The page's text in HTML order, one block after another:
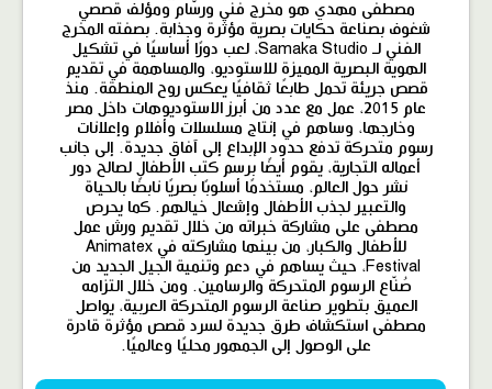
مصطفى مهدي هو مخرج فني ورسّام ومؤلف قصصي
شغوف بصناعة حكايات بصرية مؤثرة وجذابة. بصفته المخرج
الفني لـ Samaka Studio، لعب دورًا أساسيًا في تشكيل
الهوية البصرية المميزة للاستوديو، والمساهمة في تقديم
قصص جريئة تحمل طابعًا ثقافيًا يعكس روح المنطقة. منذ
عام 2015، عمل مع عدد من أبرز الاستوديوهات داخل مصر
وخارجها، وساهم في إنتاج مسلسلات وأفلام وإعلانات
رسوم متحركة تدفع حدود الإبداع إلى آفاق جديدة. إلى جانب
أعماله التجارية، يقوم أيضًا برسم كتب الأطفال لصالح دور
نشر حول العالم، مستخدمًا أسلوبًا بصريًا نابضًا بالحياة
والتعبير لجذب الأطفال وإشعال خيالهم. كما يحرص
مصطفى على مشاركة خبراته من خلال تقديم ورش عمل
للأطفال والكبار، من بينها مشاركته في Animatex
Festival، حيث يساهم في دعم وتنمية الجيل الجديد من
صُنّاع الرسوم المتحركة والرسامين. ومن خلال التزامه
العميق بتطوير صناعة الرسوم المتحركة العربية، يواصل
مصطفى استكشاف طرق جديدة لسرد قصص مؤثرة قادرة
على الوصول إلى الجمهور محليًا وعالميًا.